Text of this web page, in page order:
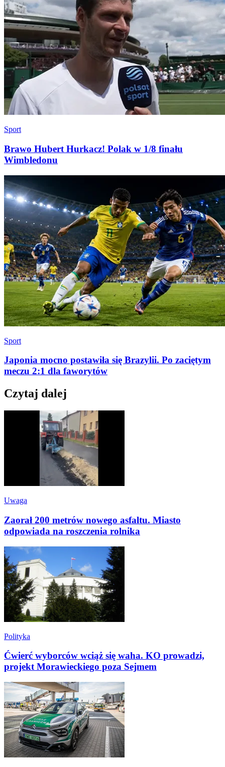
Sport
Brawo Hubert Hurkacz! Polak w 1/8 finału
Wimbledonu
Sport
Japonia mocno postawiła się Brazylii. Po zaciętym
meczu 2:1 dla faworytów
Czytaj dalej
Uwaga
Zaorał 200 metrów nowego asfaltu. Miasto
odpowiada na roszczenia rolnika
Polityka
Ćwierć wyborców wciąż się waha. KO prowadzi,
projekt Morawieckiego poza Sejmem